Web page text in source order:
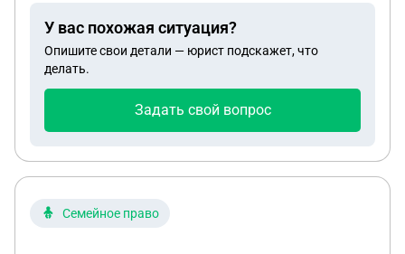
ни с кем не вел...родные думают что был
нетрезвым на момент подписания документов....
У вас похожая ситуация?
Опишите свои детали — юрист подскажет, что
делать.
Задать свой вопрос
Семейное право